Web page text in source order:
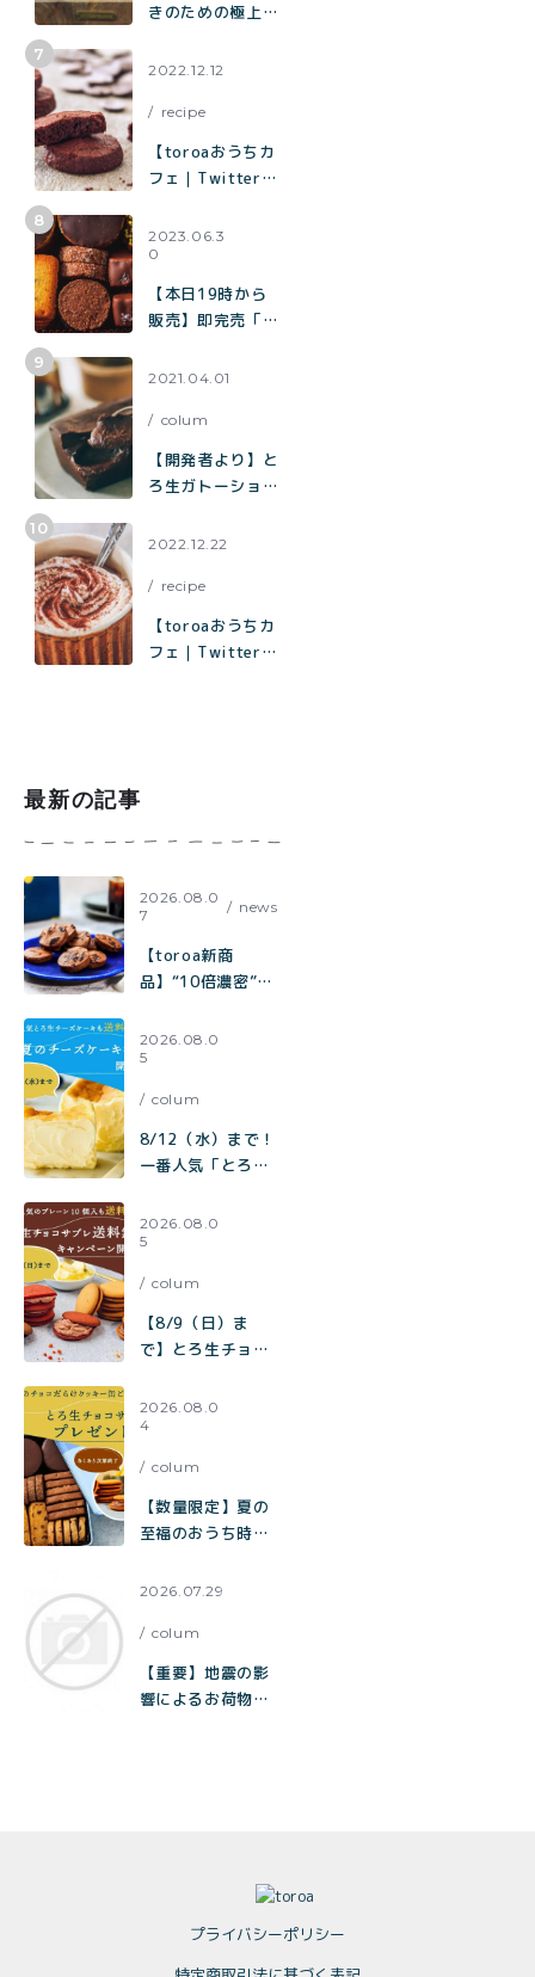
きのための極上チ
ろ生チーズケー
2022.12.12
recipe
【toroaおうちカ
フェ｜Twitterで
題】混ぜて焼くだ
けで作れる生チョ
コみたいなクッキ
ー「濃厚チョコク
2023.06.3
0
【本日19時から
販売】即完売「チ
ー缶」の再販売／
「toroaのバター
が美味しいクッキ
ー缶」
2021.04.01
colum
【開発者より】と
ろ生ガトーショコ
2022.12.22
recipe
【toroaおうちカ
フェ｜Twitterで
最新の記事
2026.08.0
7
news
【toroa新商
品】“10倍濃密”カ
とくちで、コーヒ
ーが欲しくなる。
ャンククッキー』
が新登場！
2026.08.0
5
colum
8/12（水）まで！
一番人気「とろ生
【送料無料】
toroa夏のチーズ
2026.08.0
5
colum
【8/9（日）ま
で】とろ生チョコ
ャンペーン開催
中！
2026.08.0
4
colum
【数量限定】夏の
至福のおうち時間
だらけクッキー缶
ョコサブレをプレ
ゼント
2026.07.29
colum
【重要】地震の影
響によるお荷物の
プライバシーポリシー